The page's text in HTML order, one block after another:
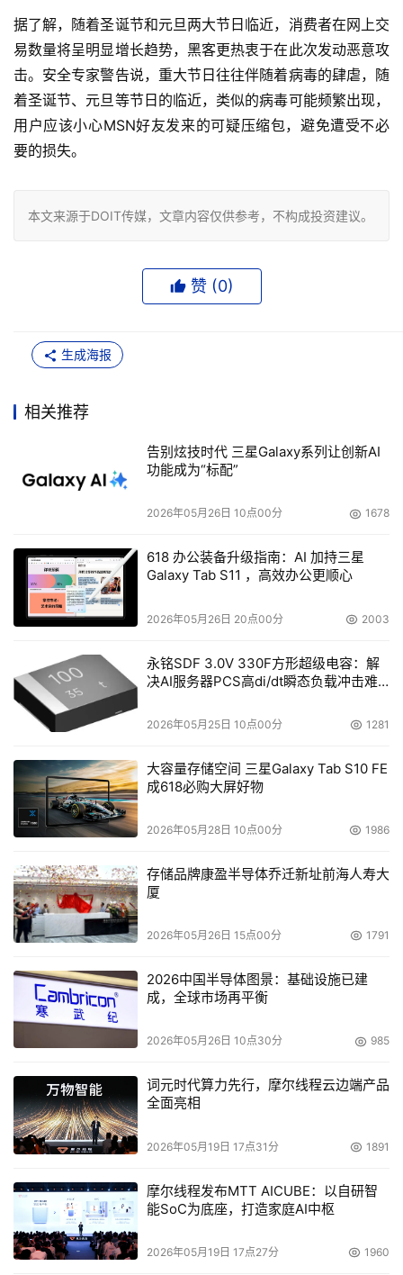
据了解，随着圣诞节和元旦两大节日临近，消费者在网上交
易数量将呈明显增长趋势，黑客更热衷于在此次发动恶意攻
击。安全专家警告说，重大节日往往伴随着病毒的肆虐，随
着圣诞节、元旦等节日的临近，类似的病毒可能频繁出现，
用户应该小心MSN好友发来的可疑压缩包，避免遭受不必
要的损失。
本文来源于DOIT传媒，文章内容仅供参考，不构成投资建议。
赞 (0)
生成海报
相关推荐
告别炫技时代 三星Galaxy系列让创新AI
功能成为“标配”
2026年05月26日 10点00分 1678
618 办公装备升级指南：AI 加持三星
Galaxy Tab S11 ，高效办公更顺心
2026年05月26日 20点00分 2003
永铭SDF 3.0V 330F方形超级电容：解
决AI服务器PCS高di/dt瞬态负载冲击难
2026年05月25日 10点00分 1281
大容量存储空间 三星Galaxy Tab S10 FE
成618必购大屏好物
2026年05月28日 10点00分 1986
存储品牌康盈半导体乔迁新址前海人寿大
厦
2026年05月26日 15点00分 1791
2026中国半导体图景：基础设施已建
成，全球市场再平衡
2026年05月26日 10点30分 985
词元时代算力先行，摩尔线程云边端产品
全面亮相
2026年05月19日 17点31分 1891
摩尔线程发布MTT AICUBE：以自研智
能SoC为底座，打造家庭AI中枢
2026年05月19日 17点27分 1960